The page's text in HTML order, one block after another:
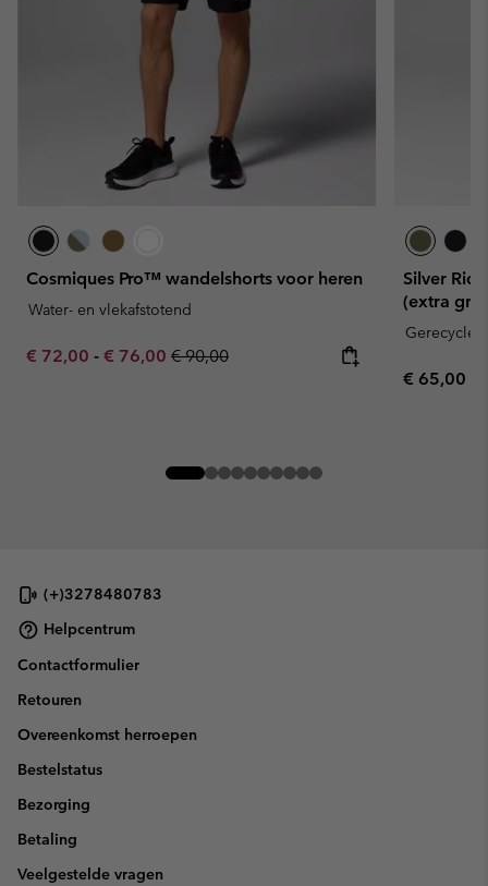
Cosmiques Pro™ wandelshorts voor heren
Water- en vlekafstotend
Minimum sale price:
€ 72,00 - Maximum sale price:
€ 76,00 Regular price:
€ 90,00
Silver
(extra
Regular
€ 65,00
(+)3278480783
Helpcentrum
Contactformulier
Retouren
Overeenkomst herroepen
Bestelstatus
Bezorging
Betaling
Veelgestelde vragen